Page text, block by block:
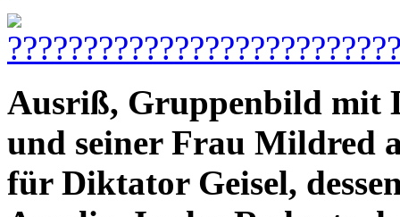
Ausriß, Gruppenbild mit
und seiner Frau Mildred
für Diktator Geisel,